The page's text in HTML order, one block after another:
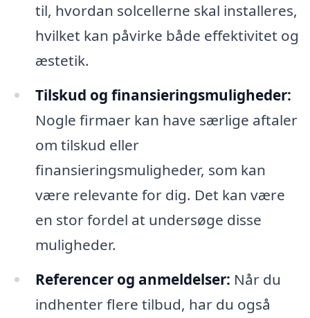
til, hvordan solcellerne skal installeres,
hvilket kan påvirke både effektivitet og
æstetik.
Tilskud og finansieringsmuligheder:
Nogle firmaer kan have særlige aftaler
om tilskud eller
finansieringsmuligheder, som kan
være relevante for dig. Det kan være
en stor fordel at undersøge disse
muligheder.
Referencer og anmeldelser: Når du
indhenter flere tilbud, har du også